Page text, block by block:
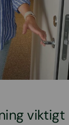
viktigt